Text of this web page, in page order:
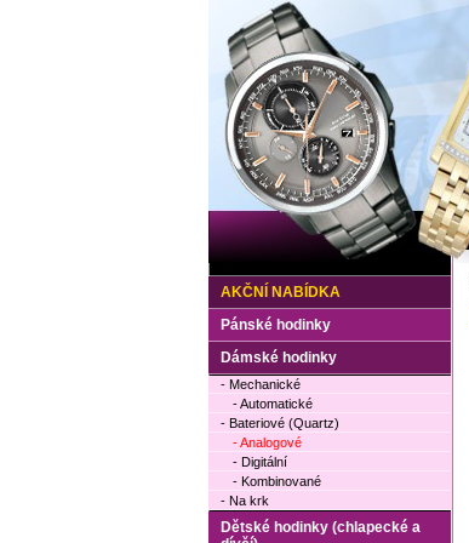
AKČNÍ NABÍDKA
Pánské hodinky
Dámské hodinky
- Mechanické
- Automatické
- Bateriové (Quartz)
- Analogové
- Digitální
- Kombinované
- Na krk
Dětské hodinky (chlapecké a